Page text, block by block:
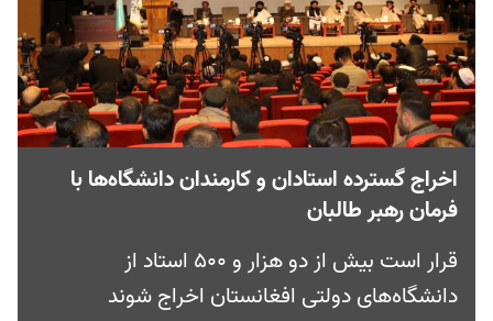
اخراج گسترده استادان و کارمندان دانشگاه‌ها با
فرمان رهبر طالبان
قرار است بیش از دو هزار و ۵۰۰ استاد از
دانشگاه‌های دولتی افغانستان اخراج شوند